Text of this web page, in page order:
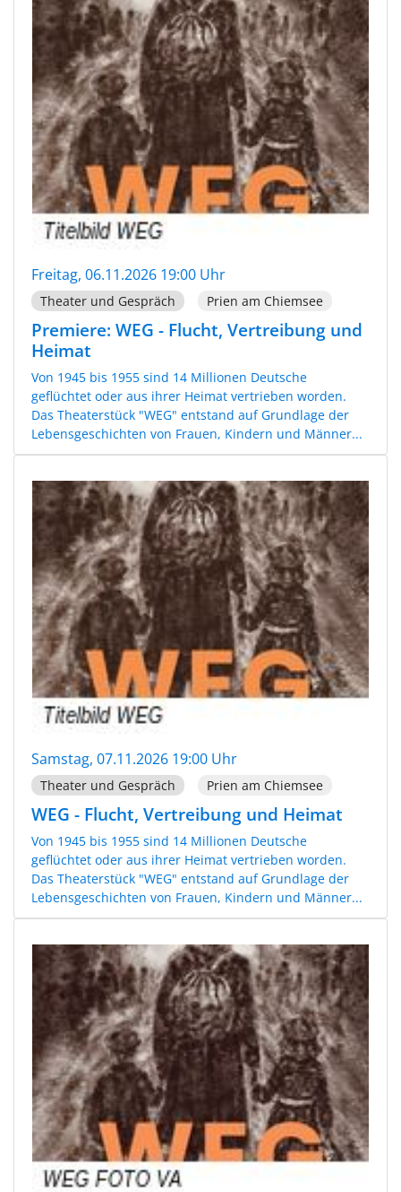
Freitag, 06.11.2026 19:00 Uhr
Theater und Gespräch Prien am Chiemsee
Premiere: WEG - Flucht, Vertreibung und
Heimat
Von 1945 bis 1955 sind 14 Millionen Deutsche
geflüchtet oder aus ihrer Heimat vertrieben worden.
Das Theaterstück "WEG" entstand auf Grundlage der
Lebensgeschichten von Frauen, Kindern und Männer...
Samstag, 07.11.2026 19:00 Uhr
Theater und Gespräch Prien am Chiemsee
WEG - Flucht, Vertreibung und Heimat
Von 1945 bis 1955 sind 14 Millionen Deutsche
geflüchtet oder aus ihrer Heimat vertrieben worden.
Das Theaterstück "WEG" entstand auf Grundlage der
Lebensgeschichten von Frauen, Kindern und Männer...